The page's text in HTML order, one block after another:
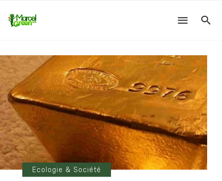
Ecologie & Société